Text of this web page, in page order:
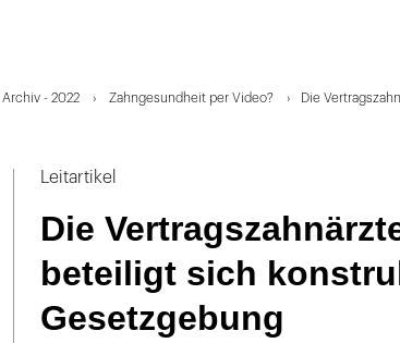
Archiv - 2022 Zahngesundheit per Video? Die
Leitartikel
Die
beteiligt sich
Gesetzgebung